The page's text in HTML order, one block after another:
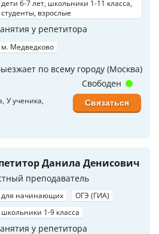
дети 6-7 лет, школьники 1-11 класса,
студенты, взрослые
у репетитора
м. Медведково
по всему городу (Москва)
У ученика
Свободен
Связаться
Данила Денисович
преподаватель
для начинающих
ОГЭ (ГИА)
школьники 1-9 класса
у репетитора